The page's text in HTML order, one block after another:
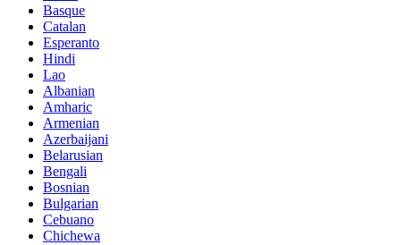
Basque
Catalan
Esperanto
Hindi
Lao
Albanian
Amharic
Armenian
Azerbaijani
Belarusian
Bengali
Bosnian
Bulgarian
Cebuano
Chichewa